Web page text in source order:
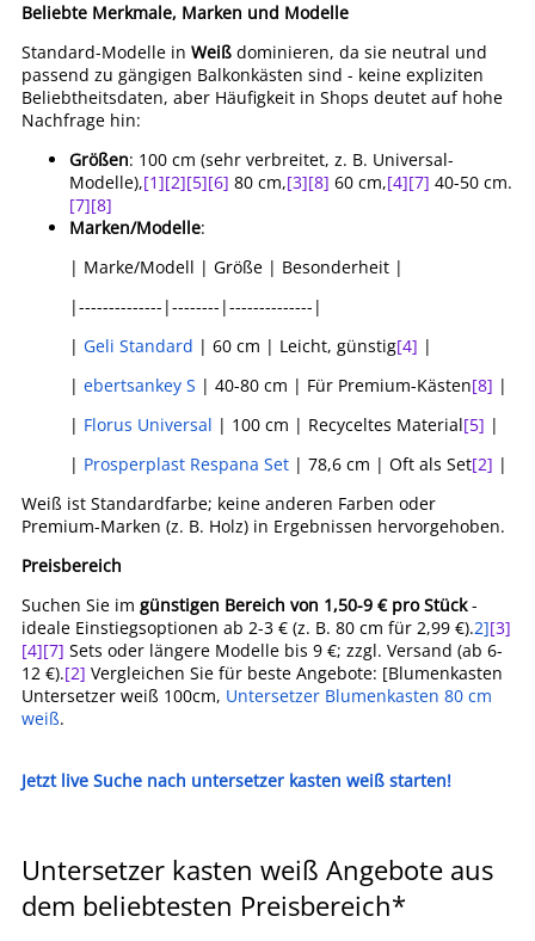
Beliebte Merkmale, Marken und Modelle
Standard-Modelle in Weiß dominieren, da sie neutral und
passend zu gängigen Balkonkästen sind - keine expliziten
Beliebtheitsdaten, aber Häufigkeit in Shops deutet auf hohe
Nachfrage hin:
Größen: 100 cm (sehr verbreitet, z. B. Universal-
Modelle),[1][2][5][6] 80 cm,[3][8] 60 cm,[4][7] 40-50 cm.
[7][8]
Marken/Modelle:
| Marke/Modell | Größe | Besonderheit |
|--------------|--------|--------------|
| Geli Standard | 60 cm | Leicht, günstig[4] |
| ebertsankey S | 40-80 cm | Für Premium-Kästen[8] |
| Florus Universal | 100 cm | Recyceltes Material[5] |
| Prosperplast Respana Set | 78,6 cm | Oft als Set[2] |
Weiß ist Standardfarbe; keine anderen Farben oder
Premium-Marken (z. B. Holz) in Ergebnissen hervorgehoben.
Preisbereich
Suchen Sie im günstigen Bereich von 1,50-9 € pro Stück-
ideale Einstiegsoptionen ab 2-3 € (z. B. 80 cm für 2,99 €).2][3]
[4][7] Sets oder längere Modelle bis 9 €; zzgl. Versand (ab 6-
12 €).[2] Vergleichen Sie für beste Angebote: [Blumenkasten
Untersetzer weiß 100cm, Untersetzer Blumenkasten 80 cm
weiß.
Jetzt live Suche nach untersetzer kasten weiß starten!
Untersetzer kasten weiß Angebote aus
dem beliebtesten Preisbereich*